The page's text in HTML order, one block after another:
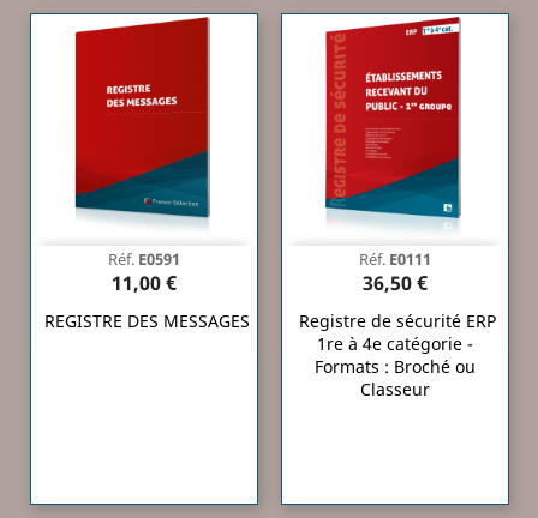
Réf. E0591
11,00 €
REGISTRE DES MESSAGES
Réf. E0111
36,50 €
Registre de sécurité ERP
1re à 4e catégorie -
Formats : Broché ou
Classeur